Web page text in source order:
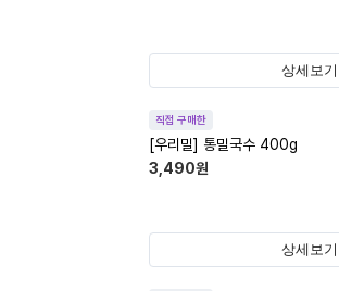
상세보기
직접 구매한
[우리밀] 통밀국수 400g
3,490원
상세보기